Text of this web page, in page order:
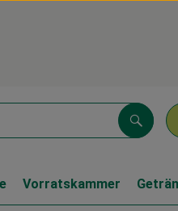
Suchen
Vorratskammer